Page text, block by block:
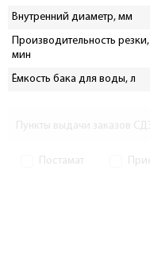
Внутренний диаметр, мм
Производительность
мин
Ёмкость бака для воды, л
Пункты выдачи заказов
Постамат